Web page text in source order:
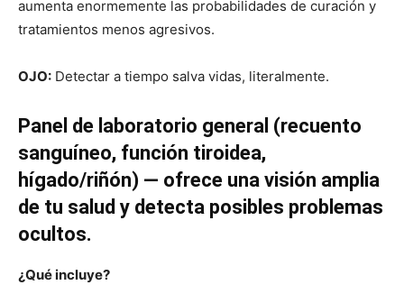
aumenta enormemente las probabilidades de curación y
tratamientos menos agresivos.
OJO: Detectar a tiempo salva vidas, literalmente.
Panel de laboratorio general (recuento
sanguíneo, función tiroidea,
hígado/riñón) — ofrece una visión amplia
de tu salud y detecta posibles problemas
ocultos.
¿Qué incluye?